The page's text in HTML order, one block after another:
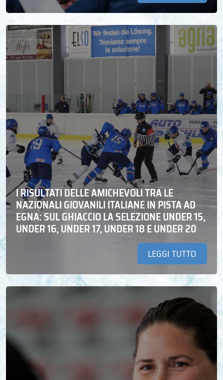
I RISULTATI DELLE AMICHEVOLI TRA LE
NAZIONALI GIOVANILI ITALIANE IN PISTA AD
EGNA: SUL GHIACCIO LA SELEZIONE UNDER 15,
UNDER 16, UNDER 17, UNDER 18 E UNDER 20
LEGGI TUTTO